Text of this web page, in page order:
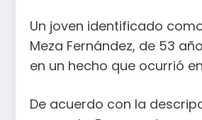
Un joven identificado
Meza Fernández, de 53
en un hecho que ocurrió
De acuerdo con la